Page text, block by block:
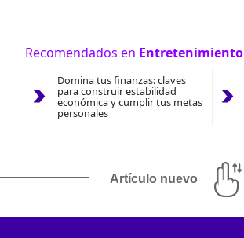
Recomendados en Entretenimiento
Domina tus finanzas: claves
para construir estabilidad
económica y cumplir tus metas
personales
Artículo nuevo